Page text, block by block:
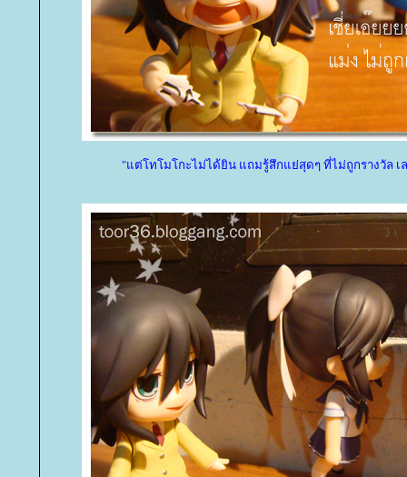
"แต่โทโมโกะไม่ได้ยิน แถมรู้สึกแย่สุดๆ ที่ไม่ถูกรางวัล เ